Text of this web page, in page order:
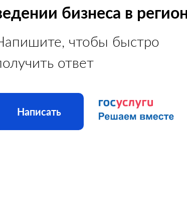
бизнеса в
чтобы быстро
ответ
Написать